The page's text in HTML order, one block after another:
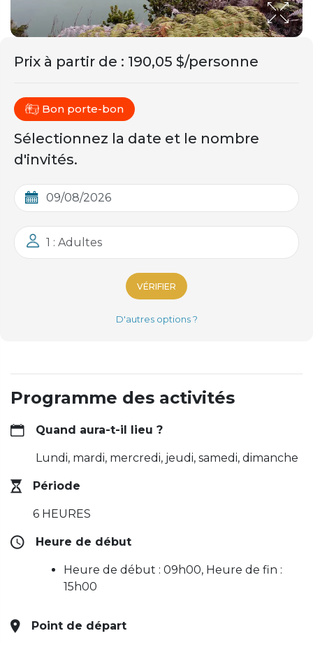
Prix ​​à partir de : 190,05 $/personne
Bon porte-bon
Sélectionnez la date et le nombre
d'invités.
1 : Adultes
VÉRIFIER
D'autres options ?
Programme des activités
Quand aura-t-il lieu ?
Lundi, mardi, mercredi, jeudi, samedi, dimanche
Période
6 HEURES
Heure de début
Heure de début : 09h00, Heure de fin :
15h00
Point de départ